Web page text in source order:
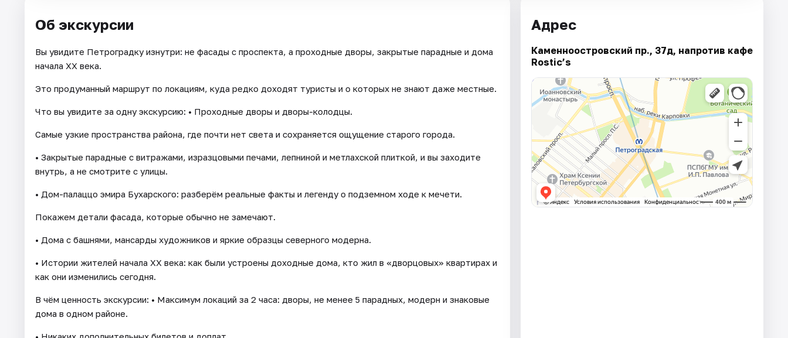
Об экскурсии
Вы увидите Петроградку изнутри: не фасады с проспекта, а проходные дворы, закрытые парадные и дома
начала XX века.
Это продуманный маршрут по локациям, куда редко доходят туристы и о которых не знают даже местные.
Что вы увидите за одну экскурсию: • Проходные дворы и дворы-колодцы.
Самые узкие пространства района, где почти нет света и сохраняется ощущение старого города.
• Закрытые парадные с витражами, изразцовыми печами, лепниной и метлахской плиткой, и вы заходите
внутрь, а не смотрите с улицы.
• Дом-палаццо эмира Бухарского: разберём реальные факты и легенду о подземном ходе к мечети.
Покажем детали фасада, которые обычно не замечают.
• Дома с башнями, мансарды художников и яркие образцы северного модерна.
• Истории жителей начала XX века: как были устроены доходные дома, кто жил в «дворцовых» квартирах и
как они изменились сегодня.
В чём ценность экскурсии: • Максимум локаций за 2 часа: дворы, не менее 5 парадных, модерн и знаковые
дома в одном районе.
Адрес
Каменноостровский пр., 37д, напротив кафе
Rostic’s